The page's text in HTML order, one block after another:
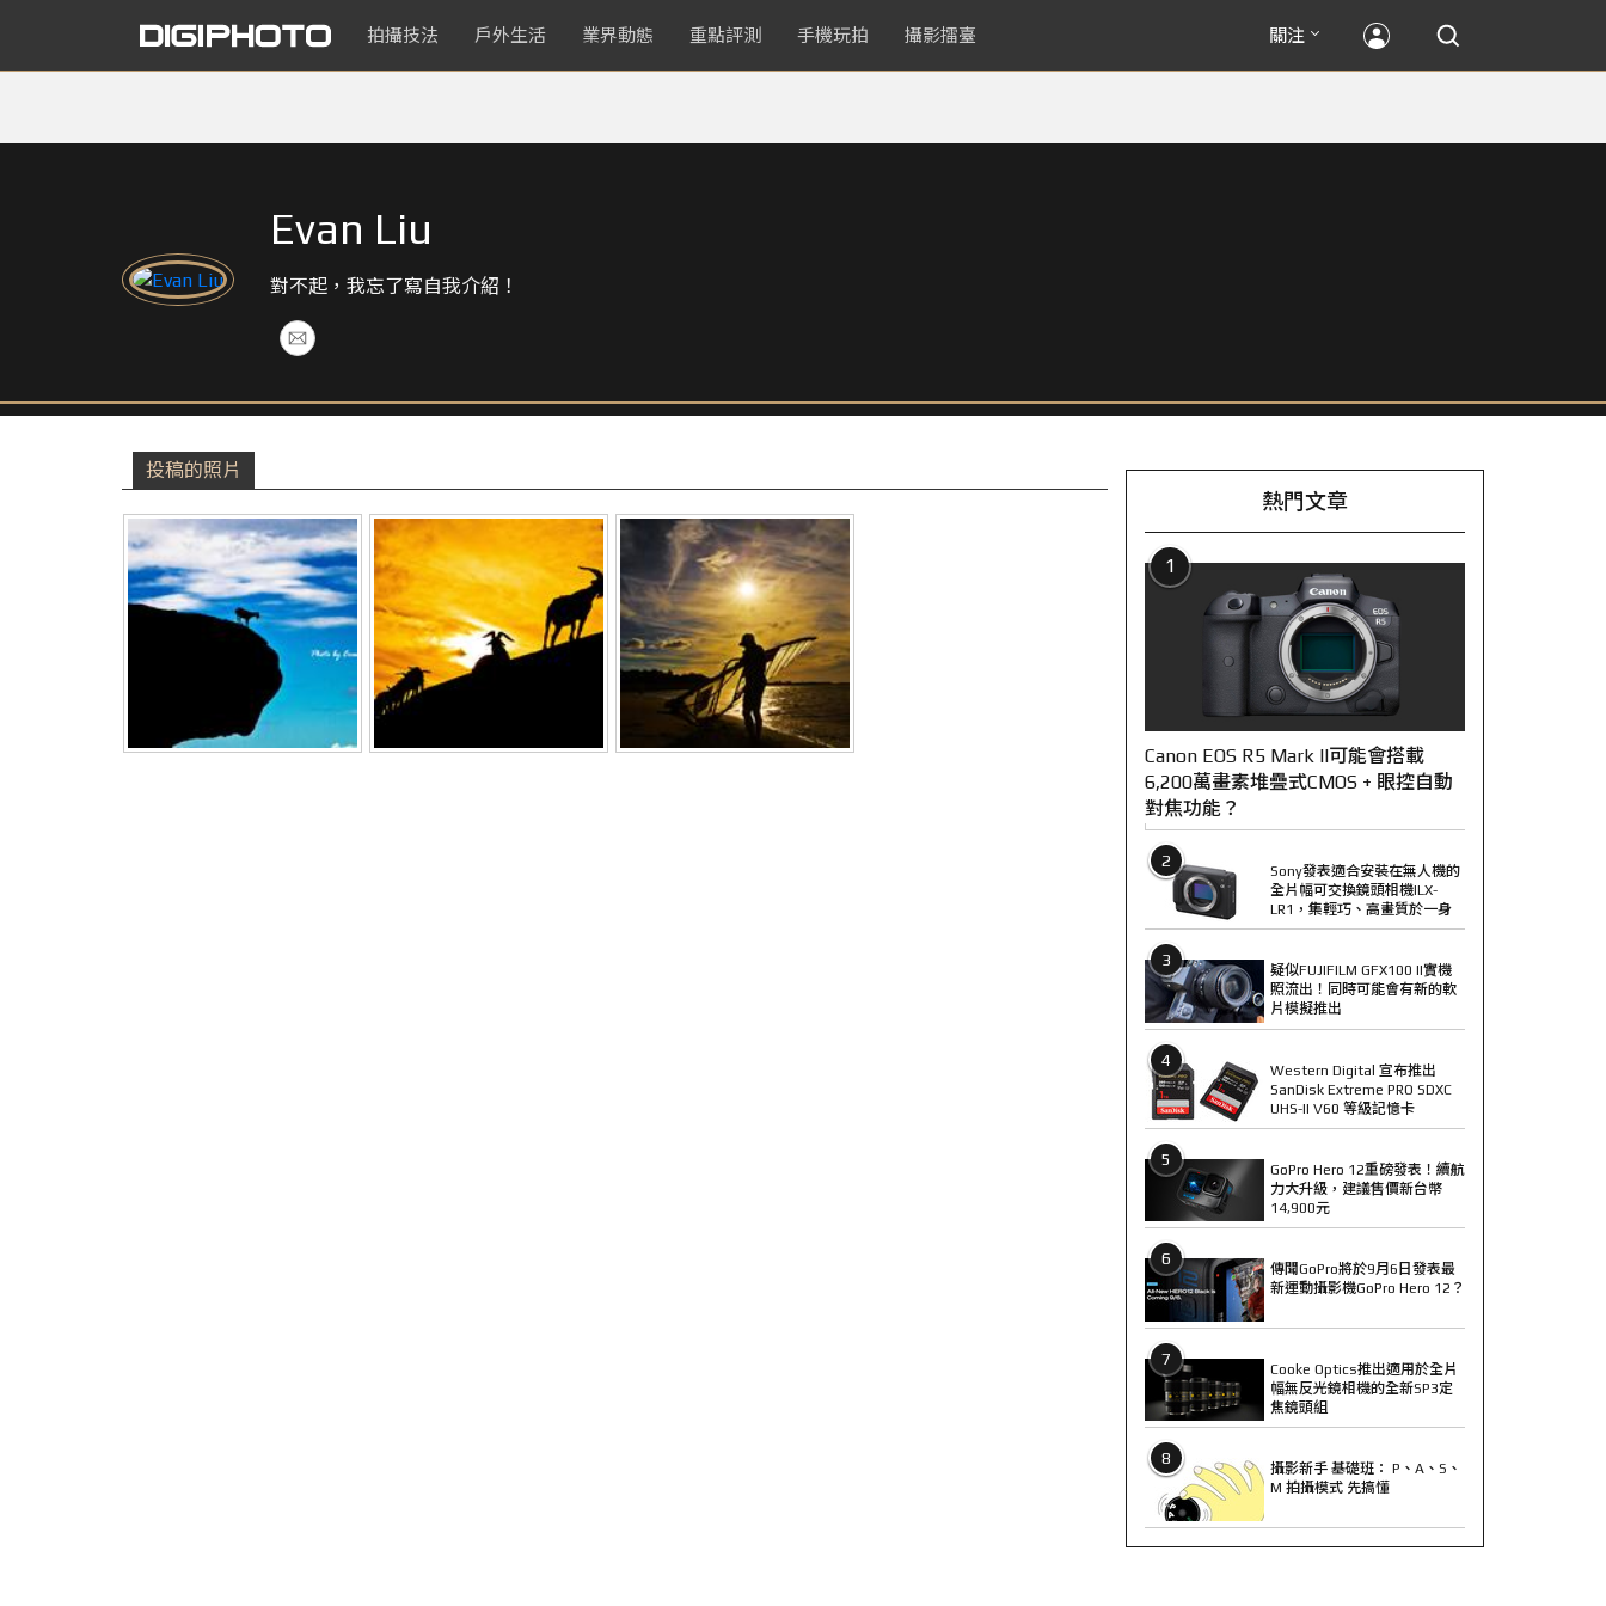
拍攝技法 戶外生活 業界動態 重點評測 手機玩拍 攝影擂臺 關注
Evan Liu
對不起，我忘了寫自我介紹！
投稿的照片
熱門文章
1
Canon EOS R5 Mark II可能會搭載
6,200萬畫素堆疊式CMOS + 眼控自動
對焦功能？
2
Sony發表適合安裝在無人機的
全片幅可交換鏡頭相機ILX-
LR1，集輕巧、高畫質於一身
3
疑似FUJIFILM GFX100 II實機
照流出！同時可能會有新的軟
片模擬推出
4
Western Digital 宣布推出
SanDisk Extreme PRO SDXC
UHS-II V60 等級記憶卡
5
GoPro Hero 12重磅發表！續航
力大升級，建議售價新台幣
14,900元
6
傳聞GoPro將於9月6日發表最
新運動攝影機GoPro Hero 12？
7
Cooke Optics推出適用於全片
幅無反光鏡相機的全新SP3定
焦鏡頭組
8
攝影新手 基礎班： P、A、S、
M 拍攝模式 先搞懂